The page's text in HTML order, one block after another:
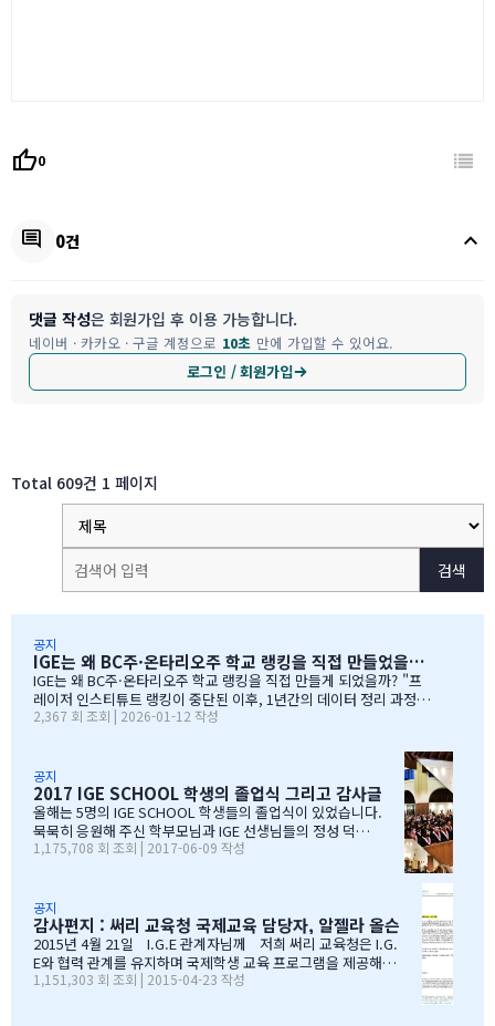
thumb_up0
comment 0건 keyboard_arrow_up
댓글 작성은 회원가입 후 이용 가능합니다.
네이버 · 카카오 · 구글 계정으로 10초 만에 가입할 수 있어요.
로그인 / 회원가입
Total 609건 1 페이지
검색
공지
IGE는 왜 BC주·온타리오주 학교 랭킹을 직접 만들었을까?
IGE는 왜 BC주·온타리오주 학교 랭킹을 직접 만들게 되었을까? "프
레이저 인스티튜트 랭킹이 중단된 이후, 1년간의 데이터 정리 과정을
공유합니다" 처음부터 랭킹을 만들려던 건 아니었습니다 IGE도 그동
er Institute)의 랭킹을 참고해왔습니다. 학교 상담 시 참고 자료로
활용하기 좋았습니다. 그런데 문제가 생겼습니다. BC주 세컨더리 랭
킹이 지난 7~8년 동안 업데이트되지 않고 있었습니다. 최근 자료로 B
C주 세컨더리 학교들의 현황을 파악하고 싶었는데, 참고할 만한 데이
터가 없어 어려움이 있었습니다. 그래서 직접 자료를 찾아보기 시작
했습니다. '혹시 어딘가에 최신 학업 데이터가 있지 않을까?' 하는 마
2,367 회 조회 | 2026-01-12 작성
공지
2017 IGE SCHOOL 학생의 졸업식 그리고 감사글
올해는 5명의 IGE SCHOOL 학생들의 졸업식이 있었습니다.
묵묵히 응원해 주신 학부모님과 IGE 선생님들의 정성 덕에
모두 원하는 대학에 진학을 하게 되었음을 진심으로 감사드
1:52 39 읽음 한국시간으로 오늘 저녁 st.john졸업식이 시
작됩니다.오늘 졸업식에는 개인적인 사정으로 함께하지 못
하지만아쉬운 마음을 담아 함께 축하의 인사를 전합니다.오
늘 졸업식이 아이들만의 졸업식이 아닌몇년동안 저희 부모
를 대신해 앞장 서 이끌어 주신선생님들의 졸업식이라 해도
1,175,708 회 조회 | 2017-06-09 작성
공지
감사편지 : 써리 교육청 국제교육 담당자, 알젤라 올슨
2015년 4월 21일 I.G.E 관계자님께 저희 써리 교육청은 I.G.
E와 협력 관계를 유지하며 국제학생 교육 프로그램을 제공해올
수 있음에 만족하고 있습니다. I.G.E는 지난 10년간 써리 교육
1,151,303 회 조회 | 2015-04-23 작성